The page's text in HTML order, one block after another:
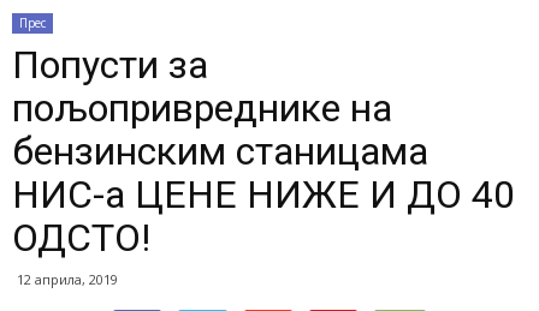
Прес
Попусти за
пољопривреднике на
бензинским станицама
НИС-а ЦЕНЕ НИЖЕ И ДО 40
ОДСТО!
12 априла, 2019